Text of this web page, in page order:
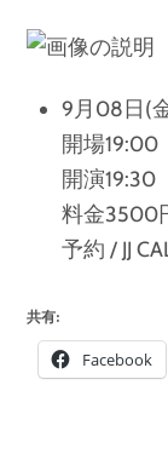
9月08日(
開場19:00
開演19:30
料金3500
予約 / JJ
共有:
Facebook